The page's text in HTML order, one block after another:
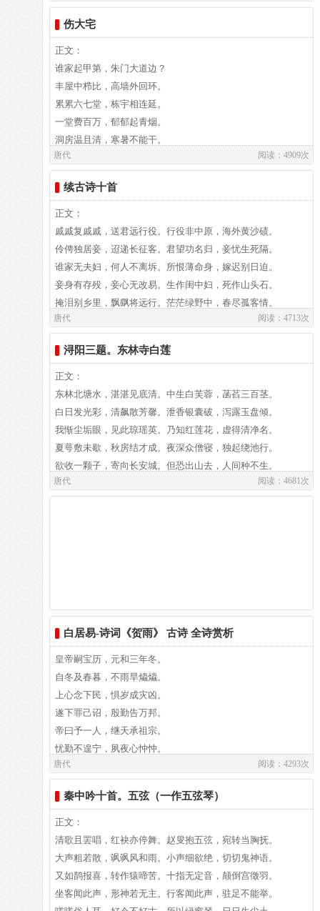
春宵苦短日高起，从此君王不早朝。
承欢侍宴无闲暇，春从春游夜专夜。
后宫佳丽三千人，三千宠爱在一身。
金屋妆成娇侍夜，玉楼宴罢醉和春。
姊妹弟兄皆列土，可怜光彩生门户。
遂令天下父母心，不重生男重生女。
骊宫高处入青云，仙乐风飘处处闻。
缓歌谩舞凝丝竹，尽日君王看不足。
渔阳鼙鼓动地来，惊破霓裳羽衣曲。
九重城阙烟尘生，千乘万骑西南行。
君王掩面救不得，回看血泪相和流。
行宫见月伤心色，夜雨闻铃肠断声。
天旋地转回龙驭，到此踌躇不能去。
马嵬坡下泥土中，不见玉颜空死处。
君臣相顾尽沾衣，东望都门信马归。
归来池苑皆依旧，太液芙蓉未央柳。
芙蓉如面柳如眉，对此如何不泪垂。
建，为我国佛教胜地之一。
④不知：岂料、想不到。
⑤此中：这深山的寺庙里。
这首七绝是一首纪游诗，元和十二年（公元817年）初夏作于
江州。是说初夏时节诗人来到大林寺，山下四月已是大地春
回，芳菲已尽的时候了，但不期在高山古寺之中，又遇上了意
想不到的春景——一片盛开的桃花；原因惜春、恋春之情，怨
恨春去无情，谁知是错怪了春，原来它并未归去，不过像小孩
子跟人捉迷藏一样，偷偷地躲到这山寺里来了。这首诗把春光
描写得生动具体，天真可爱，活灵活现。立意新颖，构思灵
巧，意境深邃，富于情趣，启人神思，惹人喜爱，是唐人绝句
中又一珍品。
--引自李济洲编著之《全唐诗佳句赏析》http://tshjj.yeah.net/
这首诗作于元和十二年（817）初夏，当时白居易在江州
（今江西九江）司马任上。这是一首纪游诗，大林寺在庐山香
炉峰顶。关于他写这首诗的一点情况，本集有《游大林寺序》
一文，可参考。
全诗短短四句，从内容到语言都似乎没有什么深奥、奇警
的地方，只不过是把“山高地深，时节绝晚”、“与平地聚落不
同”的景物节候，做了一番纪述和描写。但细读之，就会发现
这首平淡自然的小诗，却写得意境深邃，富于情趣。
诗的开首“人间四月芳菲尽，山寺桃花始盛开”两句，是写
诗人登山时已届孟夏，正属大地春归，芳菲落尽的时候了。但
不期在高山古寺之中，又遇上了意想不的春景── 一片始盛的
桃花。我们从紧跟后面的“常恨春归无觅处”一句可以得知，诗
诗人着意用了“人间”二字，这意味着这一奇遇、这一胜景，给
诗人带来一种特殊的感受，即仿佛从人间的现实世界，突然步
入到一个什么仙境，置身于非人间的另一世界。
正是在这一感受的触发下，诗人想象的翅膀飞腾起来
了。“常恨春归无觅处，不知转入此中来。”他想到，自己曾因
为惜春、恋春，以至怨恨春去的无情，但谁知却是错怪了春，
原来春并未归去，只不过象小孩子跟人捉迷藏一样，偷偷地躲
到这块地方来罢了。
这首诗中，既用桃花代替抽象的春光，把春光写得具体可
感，形象美丽；而且还把春光拟人化，把春光写得仿佛真是有
脚似的，可以转来躲去。不，岂只是有脚而已？你看它简直还
具有顽皮惹人的性格呢！
在这首短诗中，自然界的春光被描写得是如此的生动具
体，天真可爱，活灵活现，如果没有对春的无限留恋、热爱，
伤大宅
正文：
谁家起甲第，朱门大道边？
丰屋中栉比，高墙外回环。
累累六七堂，栋宇相连延。
一堂费百万，郁郁起青烟。
洞房温且清，寒暑不能干。
高堂虚且迥，坐卧见南山。
攀枝摘樱桃，带花移牡丹。
主人此中坐，十载为大官。
厨有臭败肉，库有贯朽钱。
谁能将我语，问尔骨肉间：
岂无穷贱者，忍不救饥寒？
如何奉一身，直欲保千年？
不见马家宅，今作奉诚园。
译文：
译文及注释：
译文
哪一家盖起了豪华的宅第？红漆的大门开在大道旁边。
高大的房屋梳齿般排列，高高的围墙在外面曲折回环。
六七处堂屋一座挨着一座，梁栋和屋檐相互联接伸延。
造一座这样的堂屋费钱上百万，那郁郁勃勃的气象上凌云烟。
幽深的内室冬暖夏凉，即使严寒酷暑也不能侵犯。
难道社会上没有贫穷卑贱的人？怎么能忍心不去救济饥寒。
为什么只图供养自己，就想保得住富贵千年？
你可曾见到昔日马家的住宅，如今已成为废弃的奉诚园！
注释
⑴甲第：古代皇帝赐给臣子的住宅有甲乙等级之分，甲第是赐
给封侯者住的。
⑵栉比：像疏齿一样排列，多而密。
⑶累累：一个接一个的样子。
⑷郁郁：繁盛的样子。
⑸洞房：深邃的内室。
⑹虚且迥：空旷而且深远，宽敞高爽之意。
⑺红药：即芍药花。
⑻贯朽钱：钱积得很多，长期不用，以致串钱的绳子霉烂，故
称贯朽钱。
⑼将：传达的意思。
⑽直：就。
唐代 阅读：4909次
续古诗十首
正文：
戚戚复戚戚，送君远行役。行役非中原，海外黄沙碛。
伶俜独居妾，迢递长征客。君望功名归，妾忧生死隔。
谁家无夫妇，何人不离坼。所恨薄命身，嫁迟别日迫。
妾身有存殁，妾心无改易。生作闺中妇，死作山头石。
掩泪别乡里，飘飖将远行。茫茫绿野中，春尽孤客情。
驱马上丘陇，高低路不平。风吹棠梨花，啼鸟时一声。
感彼忽自悟，今我何营营。
朝采山上薇，暮采山上薇。岁晏薇亦尽，饥来何所为。
坐饮白石水，手把青松枝。击节独长歌，其声清且悲。
枥马非不肥，所苦常絷维。豢豕非不饱，所忧竟为牺。
行行歌此曲，以慰常苦饥。
雨露长纤草，山苗高入云。风雪折劲木，涧松摧为薪。
风摧此何意，雨长彼何因。百丈涧底死，寸茎山上春。
可怜苦节士，感此涕盈巾。
窈窕双鬟女，容德俱如玉。昼居不逾阈，夜行常秉烛。
归去复归去，故乡贫亦安。
凉风飘嘉树，日夜减芳华。下有感秋妇，攀条苦悲嗟。
我本幽闲女，结发事豪家。豪家多婢仆，门内颇骄奢。
良人近封侯，出入鸣玉珂。自从富贵来，恩薄谗言多。
冢妇独守礼，群妾互奇邪。但信言有玷，不察心无瑕。
容光未销歇，欢爱忽蹉跎。何意掌上玉，化为眼中砂。
盈盈一尺水，浩浩千丈河。勿言小大异，随分有风波。
闺房犹复尔，邦国当如何。
不舒良有以，同心久离居。五年不见面，三年不得书。
念此令人老，抱膝坐长吁。岂无盈尊酒，非君谁与娱。
揽衣出门行，游观绕林渠。澹澹春水暖，东风生绿蒲。
上有和鸣雁，下有掉尾鱼。飞沉一何乐，鳞羽各有徒。
而我方独处，不与之子俱。顾彼自伤己，禽鱼之不如。
出游欲遣忧，孰知忧有馀。
唐代 阅读：4713次
浔阳三题。东林寺白莲
正文：
东林北塘水，湛湛见底清。中生白芙蓉，菡萏三百茎。
白日发光彩，清飙散芳馨。泄香银囊破，泻露玉盘倾。
我惭尘垢眼，见此琼瑶英。乃知红莲花，虚得清净名。
夏萼敷未歇，秋房结才成。夜深众僧寝，独起绕池行。
欲收一颗子，寄向长安城。但恐出山去，人间种不生。
作者介绍：
白居易,白居易（772～846），字乐天，晚年又号称香山居
士，河南郑州新郑人，是我国唐代伟大的现实主义诗人，他的
诗歌题材广泛，形式多样，语言平易通俗，有“诗魔”和“诗
王”之称。官至翰林学士、左赞善大夫。有《白氏长庆集》传
世，代表诗作有《长恨歌》、《卖炭翁》、《琵琶行》等。白
居易祖籍山西、陕西、出生于河南郑州新郑，葬于洛阳。白居
易故居纪念馆坐落于洛阳市郊。白园（白居易墓）坐落在洛阳
城南香山的琵琶峰。
唐代 阅读：4681次
白居易-诗词《贺雨》 古诗 全诗赏析
皇帝嗣宝历，元和三年冬。
自冬及春暮，不雨旱爞爞。
上心念下民，惧岁成灾凶。
遂下罪己诏，殷勤告万邦。
帝曰予一人，继天承祖宗。
忧勤不遑宁，夙夜心忡忡。
元年诛刘辟，一举靖巴邛。
顾惟眇眇德，遽有巍巍功。
或者天降沴，无乃儆予躬？
上思答天戒，下思致时邕。
莫如率其身，慈和与俭恭。
乃命罢进献，乃命赈饥穷。
宥死降五刑，已责宽三农。
唐代 阅读：4293次
秦中吟十首。五弦（一作五弦琴）
正文：
清歌且罢唱，红袂亦停舞。赵叟抱五弦，宛转当胸抚。
大声粗若散，飒飒风和雨。小声细欲绝，切切鬼神语。
又如鹊报喜，转作猿啼苦。十指无定音，颠倒宫徵羽。
坐客闻此声，形神若无主。行客闻此声，驻足不能举。